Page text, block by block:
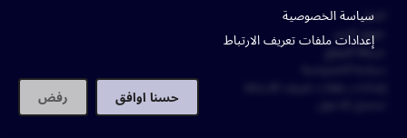
اتصل
حقوق النشر
خريطة الموقع
سياسة الخصوصية
إعدادات ملفات تعريف الارتباط
رفض حسنا اوافق